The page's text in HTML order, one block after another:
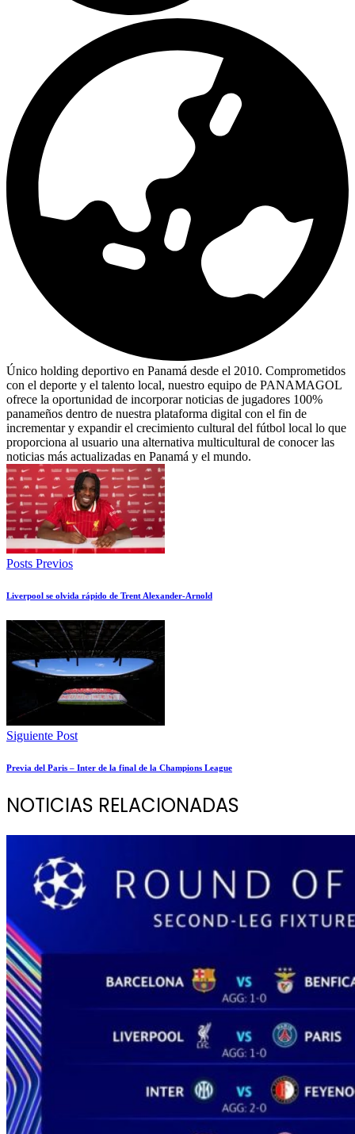
Único holding deportivo en Panamá desde el 2010. Comprometidos
con el deporte y el talento local, nuestro equipo de PANAMAGOL
ofrece la oportunidad de incorporar noticias de jugadores 100%
panameños dentro de nuestra plataforma digital con el fin de
incrementar y expandir el crecimiento cultural del fútbol local lo que
proporciona al usuario una alternativa multicultural de conocer las
noticias más actualizadas en Panamá y el mundo.
Posts Previos
Liverpool se olvida rápido de Trent Alexander-Arnold
Siguiente Post
Previa del Paris – Inter de la final de la Champions League
NOTICIAS RELACIONADAS